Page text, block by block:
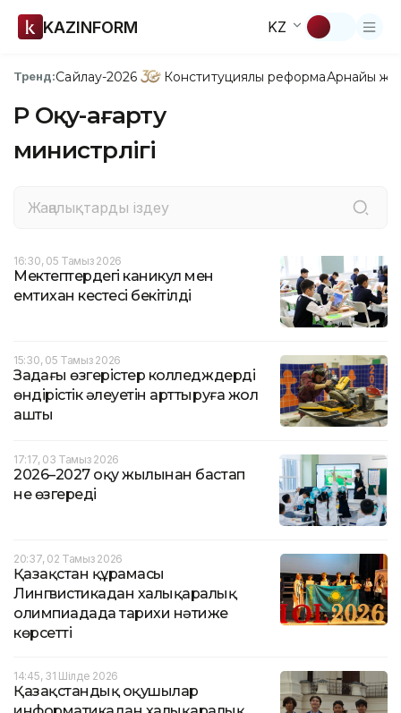
KAZINFORM KZ
Тренд:Сайлау-2026 Конституциялық реформаАрнайы
ҚР Оқу-ағарту
министрлігі
16:30, 05 Тамыз 2026
Мектептердегі каникул мен
емтихан кестесі бекітілді
15:30, 05 Тамыз 2026
Заңдағы өзгерістер колледждердің
өндірістік әлеуетін арттыруға жол
ашты
17:17, 03 Тамыз 2026
2026–2027 оқу жылынан бастап
не өзгереді
20:37, 02 Тамыз 2026
️Қазақстан құрамасы
Лингвистикадан халықаралық
олимпиадада тарихи нәтиже
көрсетті
14:45, 31 Шілде 2026
Қазақстандық оқушылар